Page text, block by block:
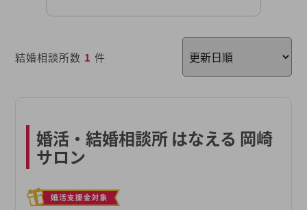
結婚相談所数 1 件
婚活・結婚相談所 はなえる 岡崎
サロン